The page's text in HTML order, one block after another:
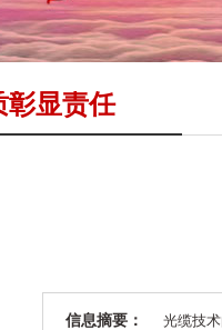
彰显责任
光缆技
信息摘要：